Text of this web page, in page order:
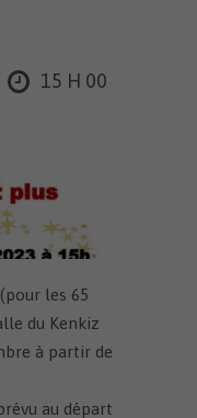
15 H 00
les 65
du Kenkiz
à partir de
au départ